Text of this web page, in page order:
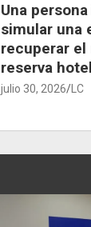
Una
simular una
recuperar
reserva
julio 30, 2026 LC